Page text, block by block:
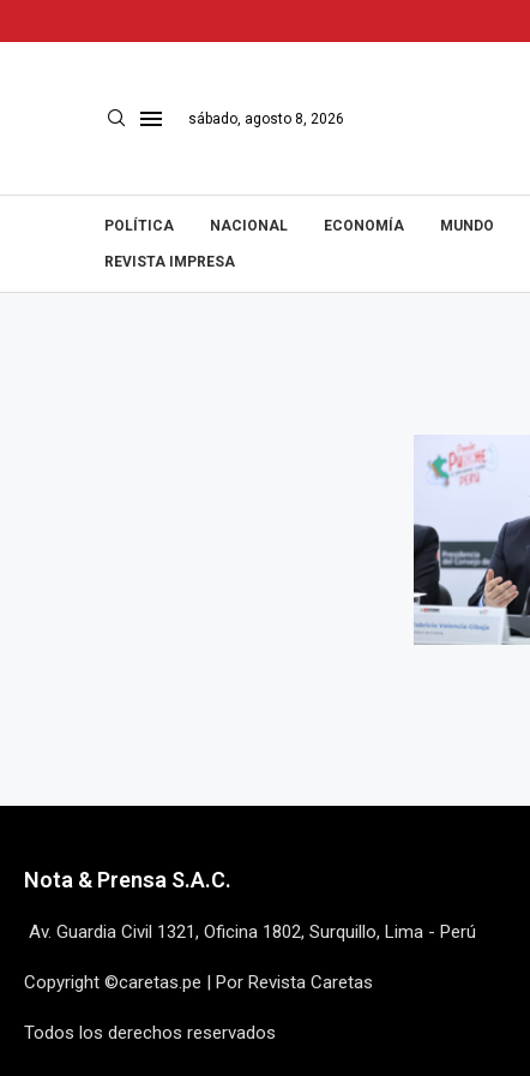
sábado, agosto 8, 2026
POLÍTICA NACIONAL ECONOMÍA MUNDO
REVISTA IMPRESA
Nota & Prensa S.A.C.
Av. Guardia Civil 1321, Oficina 1802, Surquillo, Lima - Perú
Copyright ©caretas.pe | Por Revista Caretas
Todos los derechos reservados